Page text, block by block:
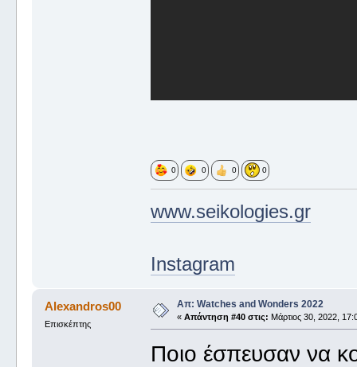
0 0 0 0
www.seikologies.gr
Instagram
Alexandros00
Επισκέπτης
Απ: Watches and Wonders 2022
« Απάντηση #40 στις: Μάρτιος 30, 2022,
Ποιο έσπευσαν να